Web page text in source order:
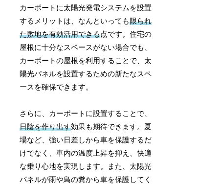
カーポートに太陽光発電システムを設置
するメリットは、なんといっても限られ
た敷地を有効活用できる点です。住宅の
屋根に十分なスペースがない場合でも、
カーポートの屋根を利用することで、太
陽光パネルを設置するための新たなスペ
ースを確保できます。
さらに、カーポートに設置することで、
日陰を作り出す効果も期待できます。夏
場など、強い日差しから車を保護するだ
けでなく、車内の温度上昇を抑え、快適
な乗り心地を実現します。また、太陽光
パネルが雨や鳥の糞から車を保護してく